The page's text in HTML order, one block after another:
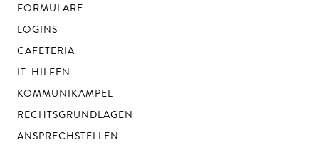
FORMULARE
LOGINS
CAFETERIA
IT-HILFEN
KOMMUNIKAMPEL
RECHTSGRUNDLAGEN
ANSPRECHSTELLEN